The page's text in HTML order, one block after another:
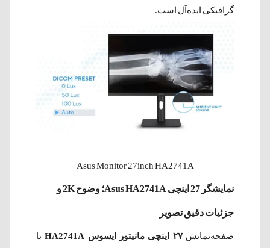
گرافیکی ایده‌آل است.
Asus Monitor 27inch HA2741A
نمایشگر 27 اینچی Asus HA2741A؛ وضوح 2K و
جزئیات دقیق تصویر
صفحه‌نمایش۲۷ اینچی مانیتور ایسوس HA2741A با